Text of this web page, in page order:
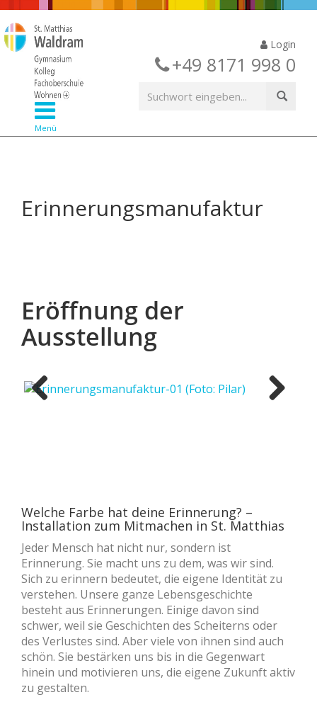
Login
+49 8171 998 0
Menü
Erinnerungsmanufaktur
Eröffnung der
Ausstellung
Welche Farbe hat deine Erinnerung? –
Installation zum Mitmachen in St. Matthias
Jeder Mensch hat nicht nur, sondern ist
Erinnerung. Sie macht uns zu dem, was wir sind.
Sich zu erinnern bedeutet, die eigene Identität zu
verstehen. Unsere ganze Lebensgeschichte
besteht aus Erinnerungen. Einige davon sind
schwer, weil sie Geschichten des Scheiterns oder
des Verlustes sind. Aber viele von ihnen sind auch
schön. Sie bestärken uns bis in die Gegenwart
hinein und motivieren uns, die eigene Zukunft aktiv
zu gestalten.